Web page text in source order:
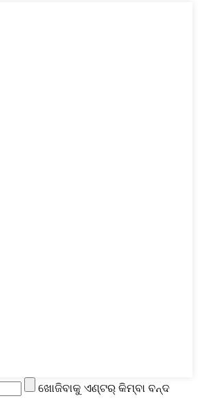
ଖୋଜିବାକୁ ଏଣ୍ଟର୍ କିମ୍ବା ବନ୍ଦ